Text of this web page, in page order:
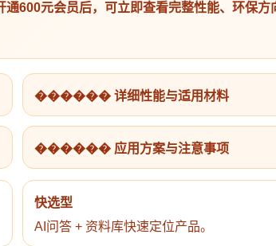
600元会员后，可立即查看完整性能、环保
������ 详细性能与适用材料
������ 应用方案与注意事项
快选型
AI问答 + 资料库快速定位产品。